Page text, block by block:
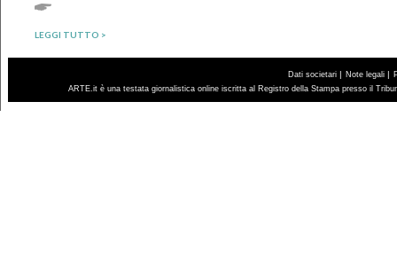
LEGGI TUTTO >
Dati societari | Note legali |
ARTE.it è una testata giornalistica online iscritta al Registro della Stampa presso il